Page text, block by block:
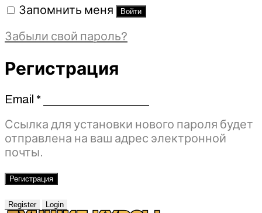
Запомнить меня Войти
Забыли свой пароль?
Регистрация
Email *Обязательно
Ссылка для установки нового пароля будет
отправлена ​​на ваш адрес электронной
почты.
Регистрация
Register Login